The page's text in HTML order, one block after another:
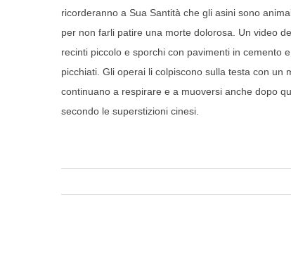
ricorderanno a Sua Santità che gli asini sono
per non farli patire una morte dolorosa. Un video
recinti piccolo e sporchi con pavimenti in cemento
picchiati. Gli operai li colpiscono sulla testa con
continuano a respirare e a muoversi anche dopo
secondo le superstizioni cinesi.